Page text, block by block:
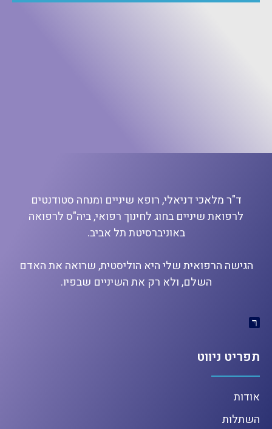
ד"ר מלאכי דניאלי, רופא שיניים ומנחה סטודנטים
לרפואת שיניים בחוג לחינוך רפואי, ביה"ס לרפואה
באוניברסיטת תל אביב.
הגישה הרפואית שלי היא הוליסטית, שרואה את האדם
השלם, ולא רק את השיניים שבפיו.
תפריט ניווט
אודות
השתלות